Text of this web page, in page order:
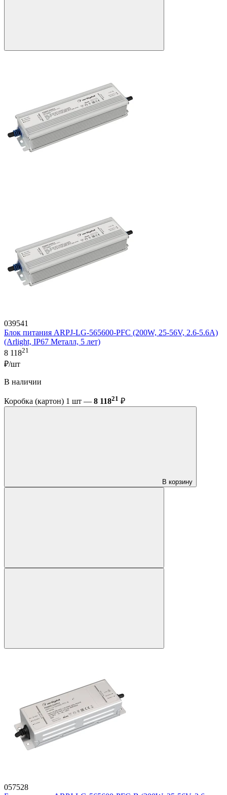
039541
Блок питания ARPJ-LG-565600-PFC (200W, 25-56V, 2.6-5.6A)
(Arlight, IP67 Металл, 5 лет)
8 11821
₽/шт
В наличии
Коробка (картон) 1 шт — 8 11821 ₽
В корзину
057528